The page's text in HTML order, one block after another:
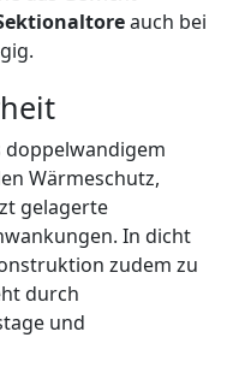
auch bei
doppelwandigem
Wärmeschutz,
gelagerte
In dicht
zudem zu
durch
und